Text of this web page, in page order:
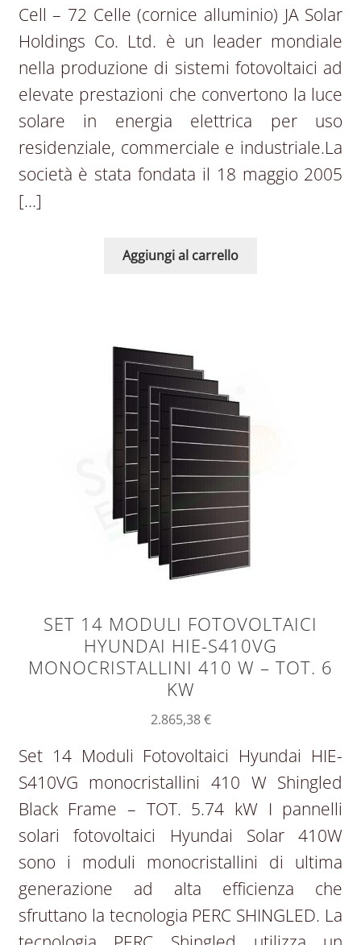
Cell – 72 Celle (cornice alluminio) JA Solar
Holdings Co. Ltd. è un leader mondiale
nella produzione di sistemi fotovoltaici ad
elevate prestazioni che convertono la luce
solare in energia elettrica per uso
residenziale, commerciale e industriale.La
società è stata fondata il 18 maggio 2005
[…]
Aggiungi al carrello
SET 14 MODULI FOTOVOLTAICI
HYUNDAI HIE-S410VG
MONOCRISTALLINI 410 W – TOT. 6
KW
2.865,38€
Set 14 Moduli Fotovoltaici Hyundai HIE-
S410VG monocristallini 410 W Shingled
Black Frame – TOT. 5.74 kW I pannelli
solari fotovoltaici Hyundai Solar 410W
sono i moduli monocristallini di ultima
generazione ad alta efficienza che
sfruttano la tecnologia PERC SHINGLED. La